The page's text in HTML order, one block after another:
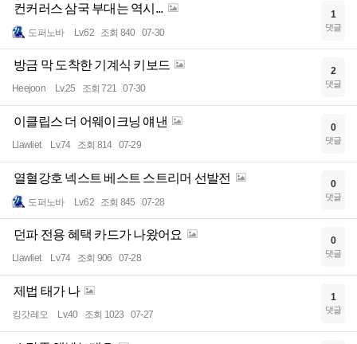
컨커러스 삼국 부대는 역시...
도퍼노바 Lv.62 조회 840 07-30
1
댓글
방금 막 도착한 기계식 키보드
Heejoon Lv.25 조회 721 07-30
2
댓글
이클립스 더 어웨이크닝 얘낸
Llawliet Lv.74 조회 814 07-29
0
댓글
열혈강호 넥스트 베스트 스트리머 선발전
도퍼노바 Lv.62 조회 845 07-28
0
댓글
던파 전용 혜택 카드가 나왔어요
Llawliet Lv.74 조회 906 07-28
0
댓글
제법 태가 나
킹갓레오 Lv.40 조회 1023 07-27
1
댓글